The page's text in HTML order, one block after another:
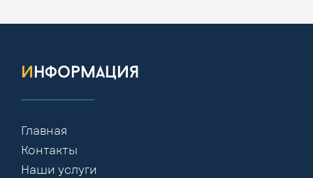
информация
Главная
Контакты
Наши услуги